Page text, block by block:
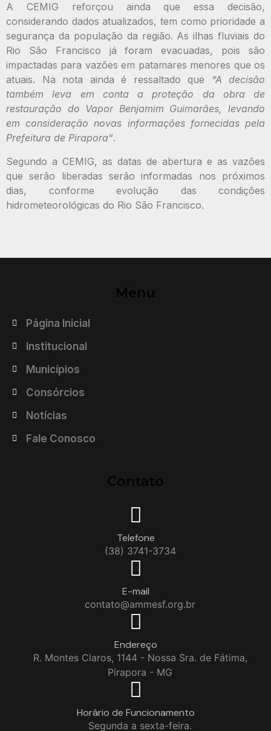
A CEMIG reforçou ainda que essa decisão,
considerando dados atualizados, tem como prioridade a
segurança da população da região. As ilhas fluviais do
Rio São Francisco já foram evacuadas, pois são
impactadas para vazões em patamares menores que os
atuais. Na nota ainda é ressaltado que
“A decisão
também leva em conta a proteção da obra de
restauração do Vapor Benjamim Guimarães, levando
em consideração novas informações fornecidas pela
Prefeitura de Pirapora”.
Segundo a CEMIG, as datas de abertura e as vazões
que serão liberadas serão informadas nos próximos
dias, conforme evolução das condições
hidrometeorológicas do Rio São Francisco.
Menu
Página Inicial
Institucional
Municípios
Consórcios
Notícias
Fale Conosco
Contato
Telefone
(38) 3741-3734
E-mail
contato@ammesf.org.br
Endereço
R. Montes Claros, 1144 - Nossa Sra. de Fátima,
Pirapora - MG
Horário de Funcionamento
Segunda a sexta-feira.